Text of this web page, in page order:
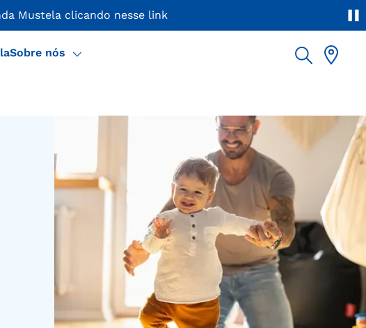
Mustela clicando nesse link
Sobre nós